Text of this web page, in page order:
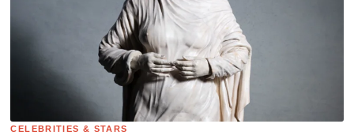
CELEBRITIES & STARS